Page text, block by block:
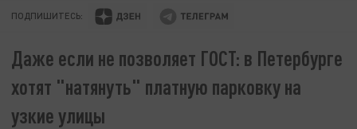
ПОДПИШИТЕСЬ:
Даже если не позволяет ГОСТ: в Петербурге
хотят "натянуть" платную парковку на
узкие улицы